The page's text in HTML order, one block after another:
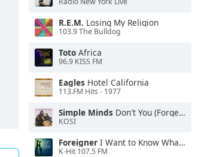
R.E.M. Losing My Religion
103.9 The Bulldog
Toto Africa
96.9 KISS FM
Eagles Hotel California
113.FM Hits - 1977
Simple Minds Don't You (Forget About Me)
KOSI
Foreigner I Want to Know What Love Is
K-Hit 107.5 FM